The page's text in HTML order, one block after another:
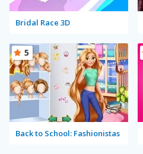
Bridal Race 3D
Back to School: Fashionistas
5